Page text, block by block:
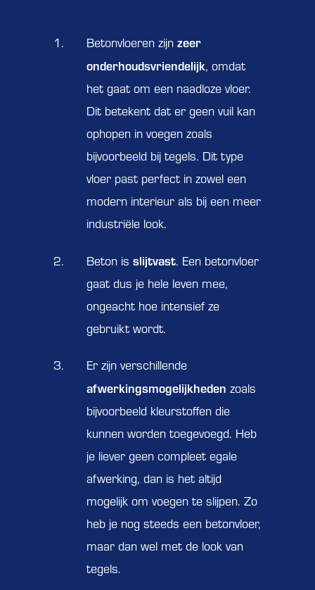
Betonvloeren zijnzeer
onderhoudsvriendelijk, omdat
het gaat om een naadloze vloer.
Dit betekent dat er geen vuil kan
ophopen in voegen zoals
bijvoorbeeld bij tegels. Dit type
vloer past perfect in zowel een
modern interieur als bij een meer
industriële look.
Beton isslijtvast. Een betonvloer
gaat dus je hele leven mee,
ongeacht hoe intensief ze
gebruikt wordt.
Er zijn verschillende
afwerkingsmogelijkhedenzoals
bijvoorbeeld kleurstoffen die
kunnen worden toegevoegd. Heb
je liever geen compleet egale
afwerking, dan is het altijd
mogelijk om voegen te slijpen. Zo
heb je nog steeds een betonvloer,
maar dan wel met de look van
tegels.